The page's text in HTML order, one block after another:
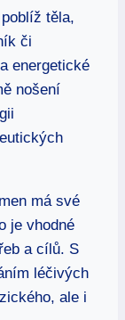
těla,
či
energetické
nošení
má své
je vhodné
a cílů. S
léčivých
ale i